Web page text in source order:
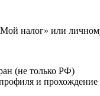
налог» или
(не только РФ)
и